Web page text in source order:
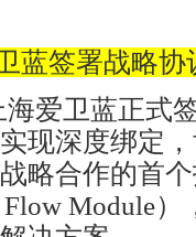
蓝签署战略协
爱卫蓝正式
现深度绑定
略合作的首
Module）